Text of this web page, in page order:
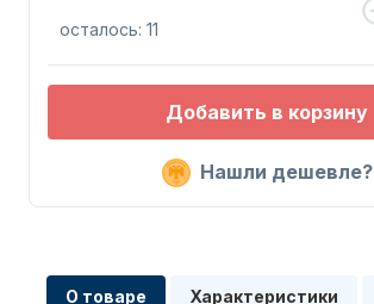
Запчасти для ПЛМ
осталось: 11
Добавить в корзину
Нашли дешевле?
О товаре Характеристики